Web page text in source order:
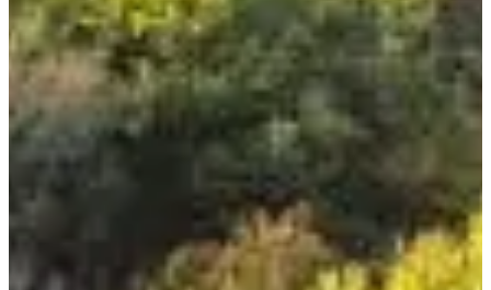
118.5
km
Marche
Randonnée pédestre